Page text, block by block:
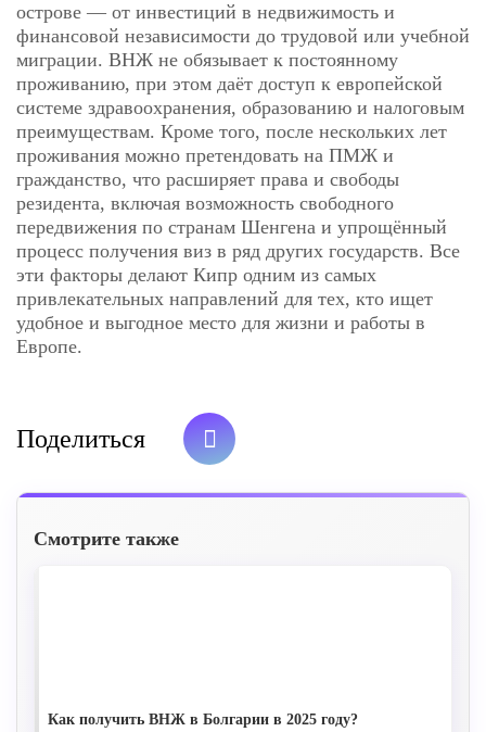
острове — от инвестиций в недвижимость и
финансовой независимости до трудовой или учебной
миграции. ВНЖ не обязывает к постоянному
проживанию, при этом даёт доступ к европейской
системе здравоохранения, образованию и налоговым
преимуществам. Кроме того, после нескольких лет
проживания можно претендовать на ПМЖ и
гражданство, что расширяет права и свободы
резидента, включая возможность свободного
передвижения по странам Шенгена и упрощённый
процесс получения виз в ряд других государств. Все
эти факторы делают Кипр одним из самых
привлекательных направлений для тех, кто ищет
удобное и выгодное место для жизни и работы в
Европе.
Поделиться
Смотрите также
Как получить ВНЖ в Болгарии в 2025 году?